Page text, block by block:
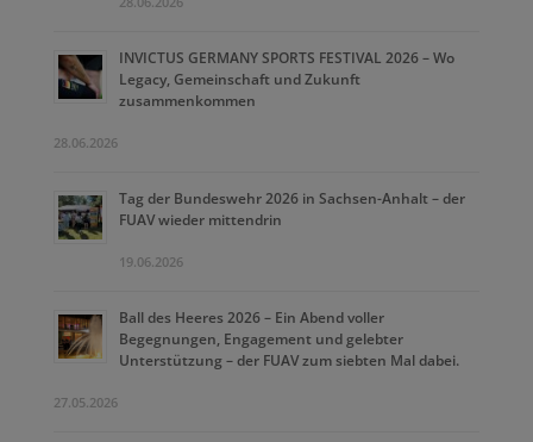
INVICTUS GERMANY SPORTS FESTIVAL 2026 – Wo
Legacy, Gemeinschaft und Zukunft
zusammenkommen
28.06.2026
Tag der Bundeswehr 2026 in Sachsen-Anhalt – der
FUAV wieder mittendrin
19.06.2026
Ball des Heeres 2026 – Ein Abend voller
Begegnungen, Engagement und gelebter
Unterstützung – der FUAV zum siebten Mal dabei.
27.05.2026